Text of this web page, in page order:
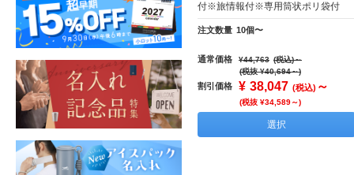
付※旅情報付※専用筒状ポリ袋付
注文数量 10個〜
通常価格 ¥44,763 (税込)～
(税抜 ¥40,694～)
割引価格 ¥ 38,047 (税込) ～
(税抜 ¥34,589～)
選択